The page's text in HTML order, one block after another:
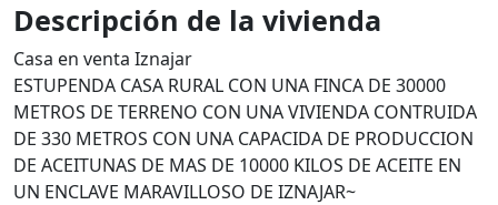
Descripción de la vivienda
Casa en venta Iznajar
ESTUPENDA CASA RURAL CON UNA FINCA DE 30000
METROS DE TERRENO CON UNA VIVIENDA CONTRUIDA
DE 330 METROS CON UNA CAPACIDA DE PRODUCCION
DE ACEITUNAS DE MAS DE 10000 KILOS DE ACEITE EN
UN ENCLAVE MARAVILLOSO DE IZNAJAR~